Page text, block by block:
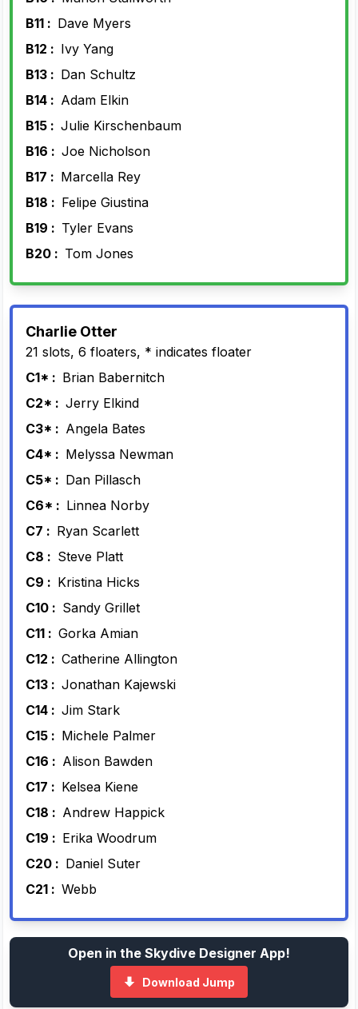
B11 : Dave Myers
B12 : Ivy Yang
B13 : Dan Schultz
B14 : Adam Elkin
B15 : Julie Kirschenbaum
B16 : Joe Nicholson
B17 : Marcella Rey
B18 : Felipe Giustina
B19 : Tyler Evans
B20 : Tom Jones
Charlie Otter
21 slots, 6 floaters, * indicates floater
C1* : Brian Babernitch
C2* : Jerry Elkind
C3* : Angela Bates
C4* : Melyssa Newman
C5* : Dan Pillasch
C6* : Linnea Norby
C7 : Ryan Scarlett
C8 : Steve Platt
C9 : Kristina Hicks
C10 : Sandy Grillet
C11 : Gorka Amian
C12 : Catherine Allington
C13 : Jonathan Kajewski
C14 : Jim Stark
C15 : Michele Palmer
C16 : Alison Bawden
C17 : Kelsea Kiene
C18 : Andrew Happick
C19 : Erika Woodrum
C20 : Daniel Suter
C21 : Webb
Open in the Skydive Designer App!
Download Jump